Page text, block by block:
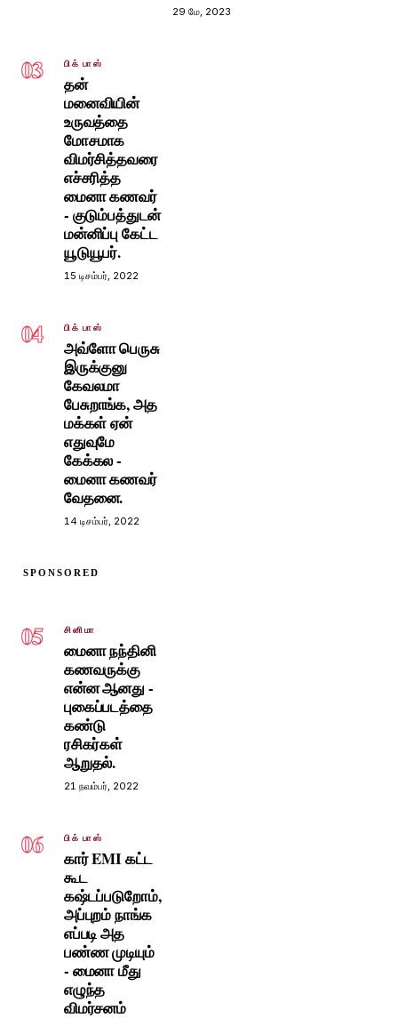
29 மே, 2023
03 பிக் பாஸ்
தன்
மனைவியின்
உருவத்தை
மோசமாக
விமர்சித்தவரை
எச்சரித்த
மைனா கணவர்
- குடும்பத்துடன்
மன்னிப்பு கேட்ட
யூடுயூபர்.
15 டிசம்பர், 2022
04 பிக் பாஸ்
அவ்ளோ பெருசு
இருக்குனு
கேவலமா
பேசுறாங்க, அத
மக்கள் ஏன்
எதுவுமே
கேக்கல -
மைனா கணவர்
வேதனை.
14 டிசம்பர், 2022
SPONSORED
05 சினிமா
மைனா நந்தினி
கணவருக்கு
என்ன ஆனது -
புகைப்படத்தை
கண்டு
ரசிகர்கள்
ஆறுதல்.
21 நவம்பர், 2022
06 பிக் பாஸ்
கார் EMI கட்ட
கூட
கஷ்டப்படுறோம்,
அப்புறம் நாங்க
எப்படி அத
பண்ண முடியும்
- மைனா மீது
எழுந்த
விமர்சனம்